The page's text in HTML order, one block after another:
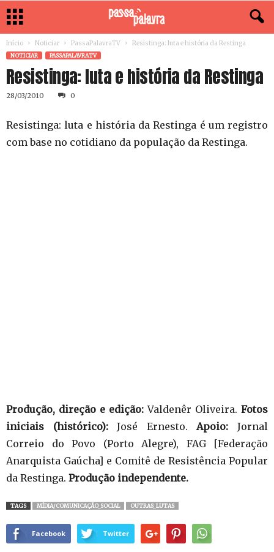
Início Noticiar PassaPalavraTV Resistinga: luta e história da Restinga
NOTICIAR PASSAPALAVRATV
Resistinga: luta e história da Restinga
28/03/2010 0
Resistinga: luta e história da Restinga é um registro
com base no cotidiano da população da Restinga.
Produção, direção e edição: Valdenêr Oliveira. Fotos
iniciais (histórico):José Ernesto.Apoio:Jornal
Correio do Povo (Porto Alegre), FAG [Federação
Anarquista Gaúcha] e Comitê de Resistência Popular
da Restinga. Produção independente.
TAGS MÍDIA/COMUNICAÇÃO_SOCIAL OUTRAS_LUTAS
Facebook Twitter